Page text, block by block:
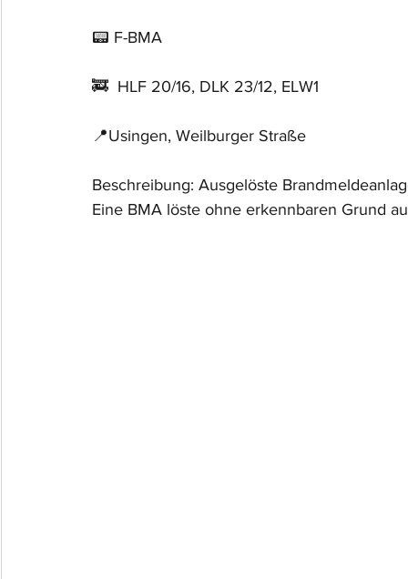
📟 F-BMA
🚒  HLF 20/16, DLK 23/12, ELW1
📍Usingen, Weilburger Straße
Beschreibung: Ausgelöste
Eine BMA löste ohne erkennbaren Grund